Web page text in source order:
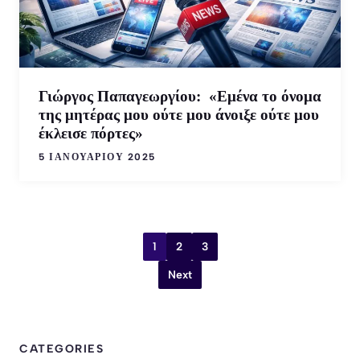
Γιώργος Παπαγεωργίου: «Εμένα το όνομα
της μητέρας μου ούτε μου άνοιξε ούτε μου
έκλεισε πόρτες»
5 ΙΑΝΟΥΑΡΊΟΥ 2025
1 2 3
Next
CATEGORIES